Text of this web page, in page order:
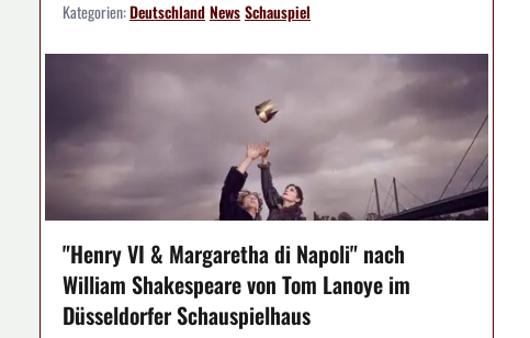
Kategorien:DeutschlandNewsSchauspiel
"Henry VI & Margaretha di Napoli" nach
William Shakespeare von Tom Lanoye im
Düsseldorfer Schauspielhaus